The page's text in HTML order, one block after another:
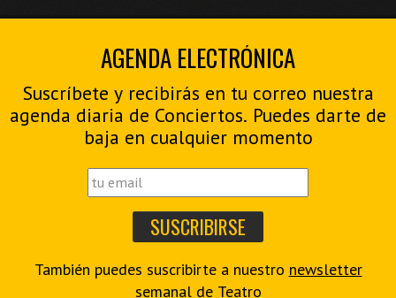
AGENDA ELECTRÓNICA
Suscríbete y recibirás en tu correo nuestra
agenda diaria de Conciertos. Puedes darte de
baja en cualquier momento
También puedes suscribirte a nuestro newsletter
semanal de Teatro